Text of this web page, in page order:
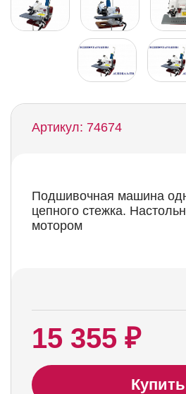
Артикул: 74674
Подшивочная машина
цепного стежка.
мотором
15 355 ₽
Купить